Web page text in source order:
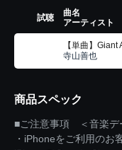
試聴
曲名
アーティスト
【単曲】
寺山善也
商品スペック
■ご注意事項 ＜音楽デ
・iPhoneをご利用のお